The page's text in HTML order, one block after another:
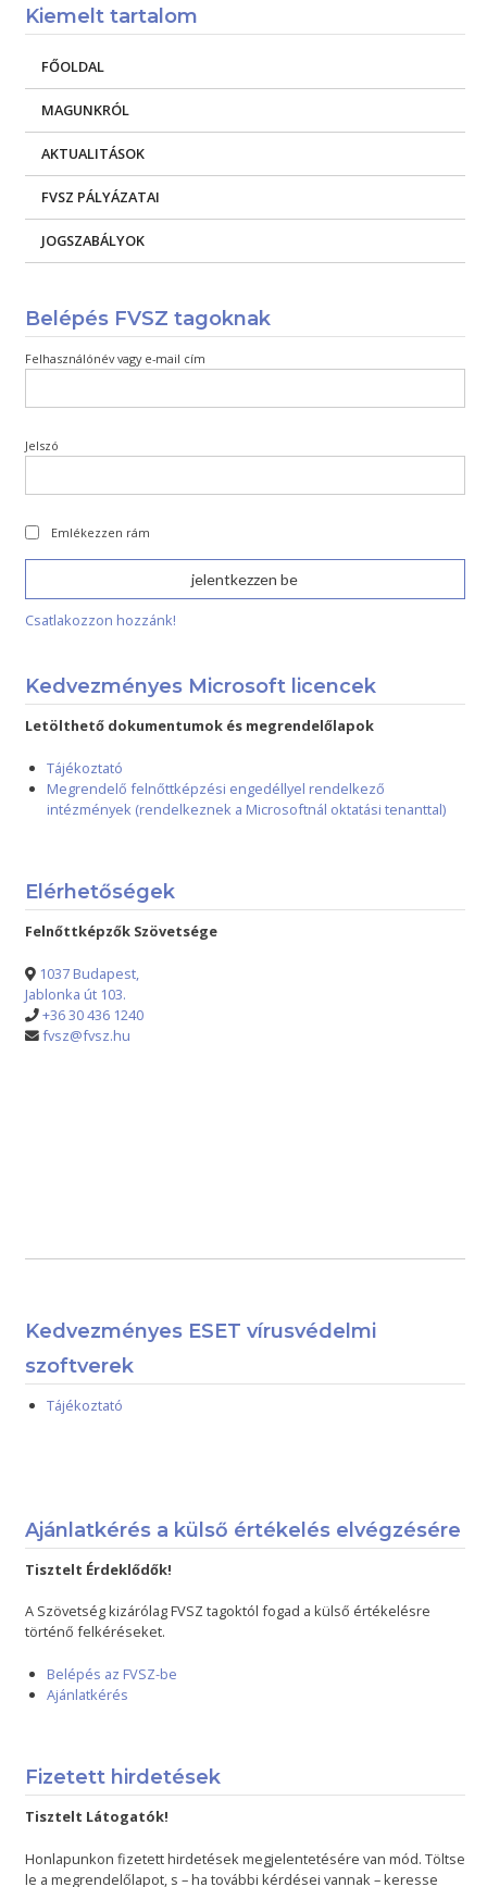
Kiemelt tartalom
FŐOLDAL
MAGUNKRÓL
AKTUALITÁSOK
FVSZ PÁLYÁZATAI
JOGSZABÁLYOK
Belépés FVSZ tagoknak
Felhasználónév vagy e-mail cím
Jelszó
Emlékezzen rám
Csatlakozzon hozzánk!
Kedvezményes Microsoft licencek
Letölthető dokumentumok és megrendelőlapok
Tájékoztató
Megrendelő felnőttképzési engedéllyel rendelkező
intézmények (rendelkeznek a Microsoftnál oktatási tenanttal)
Elérhetőségek
Felnőttképzők Szövetsége
1037 Budapest,
Jablonka út 103.
+36 30 436 1240
fvsz@fvsz.hu
Kedvezményes ESET vírusvédelmi
szoftverek
Tájékoztató
Ajánlatkérés a külső értékelés elvégzésére
Tisztelt Érdeklődők!
A Szövetség kizárólag FVSZ tagoktól fogad a külső értékelésre
történő felkéréseket.
Belépés az FVSZ-be
Ajánlatkérés
Fizetett hirdetések
Tisztelt Látogatók!
Honlapunkon fizetett hirdetések megjelentetésére van mód. Töltse
le a megrendelőlapot, s – ha további kérdései vannak – keresse